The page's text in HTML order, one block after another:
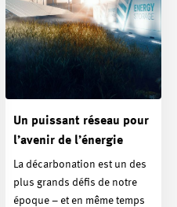
Un puissant réseau pour
l’avenir de l’énergie
La décarbonation est un des
plus grands défis de notre
époque – et en même temps